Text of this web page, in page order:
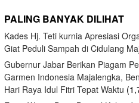
PALING BANYAK DILIHAT
Kades Hj. Teti kurnia Apresiasi
Giat Peduli Sampah di Cidulang
Gubernur Jabar Berikan Piagam
Garmen Indonesia Majalengka,
Hari Raya Idul Fitri Tepat Waktu